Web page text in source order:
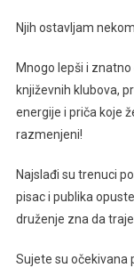
Njih ostavljam
Mnogo lepši i
književnih klubova,
energije i priča koje
razmenjeni!
Najslađi su trenuci
pisac i publika
druženje zna da
Sujete su očekivana